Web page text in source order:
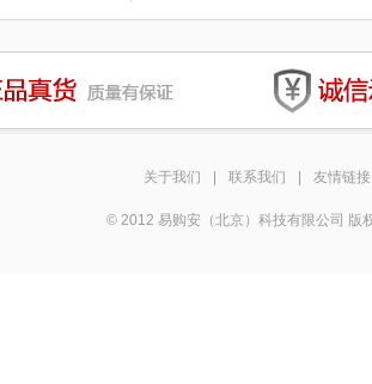
关于我们 联系我们 友情链接
© 2012 易购安（北京）科技有限公司 版